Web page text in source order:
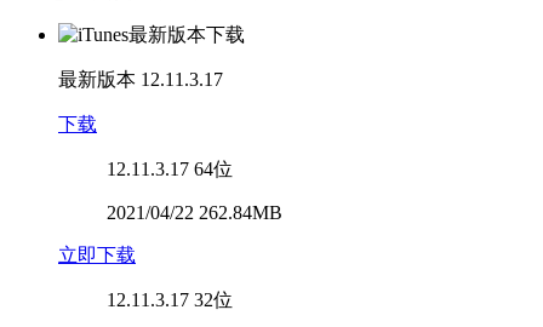
最新版本 12.11.3.17
下载
12.11.3.17 64位
2021/04/22 262.84MB
立即下载
12.11.3.17 32位